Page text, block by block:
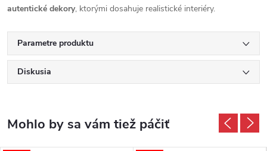
autentické dekory, ktorými dosahuje realistické interiéry.
Parametre produktu
Diskusia